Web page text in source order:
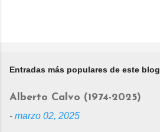
Entradas más populares de este blog
Alberto Calvo (1974-2025)
- marzo 02, 2025